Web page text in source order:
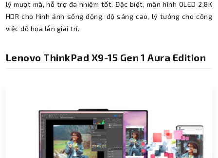
lý mượt mà, hỗ trợ đa nhiệm tốt. Đặc biệt, màn hình OLED 2.8K
HDR cho hình ảnh sống động, độ sáng cao, lý tưởng cho công
việc đồ họa lẫn giải trí.
Lenovo ThinkPad X9-15 Gen 1 Aura Edition